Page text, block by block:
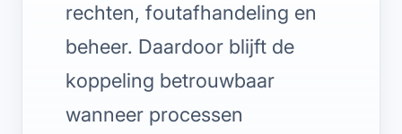
rechten, foutafhandeling en
beheer. Daardoor blijft de
koppeling betrouwbaar
wanneer processen